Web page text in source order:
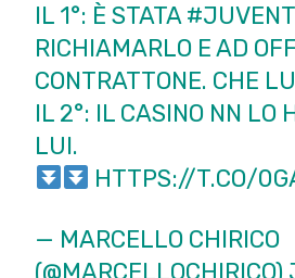
IL 1°: È STATA
RICHIAMARLO E AD
CONTRATTONE. CHE
IL 2°: IL CASINO NN LO
LUI.
HTTPS://T.CO/
— MARCELLO CHIRICO